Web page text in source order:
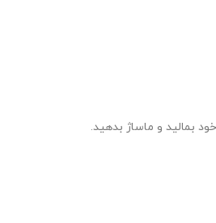
بمالید و ماساژ بدهید.